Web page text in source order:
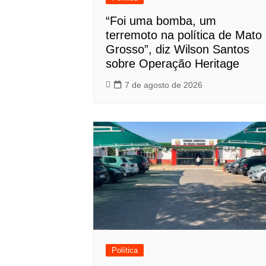
“Foi uma bomba, um
terremoto na política de Mato
Grosso”, diz Wilson Santos
sobre Operação Heritage
7 de agosto de 2026
Política